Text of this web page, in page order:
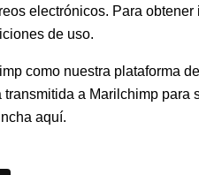
electrónicos. Para
de uso.
como nuestra plataforma
transmitida a Marilchimp para
aquí.